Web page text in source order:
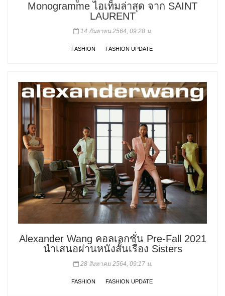
Monogramme ไอเท็มล่าสุด จาก SAINT
LAURENT
14 กันยายน 2564, 09:28 น.
FASHION FASHION UPDATE
Alexander Wang คอลเลกชั่น Pre-Fall 2021
นำเสนอผ่านหนังสั้นเรื่อง Sisters
28 สิงหาคม 2564, 09:17 น.
FASHION FASHION UPDATE